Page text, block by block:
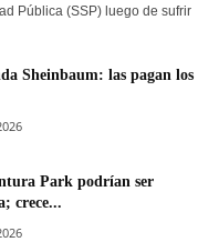
Pública (SSP) luego de sufrir
Sheinbaum: las pagan los
Park podrían ser
crece...